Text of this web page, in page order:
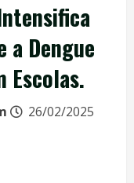
a Dengue
Escolas.
26/02/2025